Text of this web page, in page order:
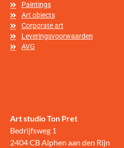
Paintings
Art objects
Corporate art
Leveringsvoorwaarden
AVG
Art studio Ton Pret
Bedrijfsweg 1
2404 CB Alphen aan den Rijn